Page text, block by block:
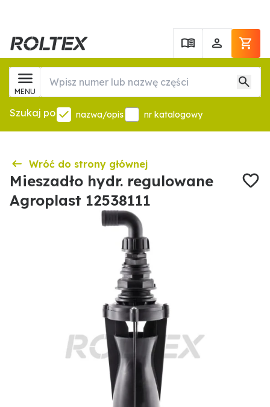
MENU
Szukaj po nazwa/opis nr katalogowy
Wróć do strony głównej
Mieszadło hydr. regulowane
Agroplast 12538111